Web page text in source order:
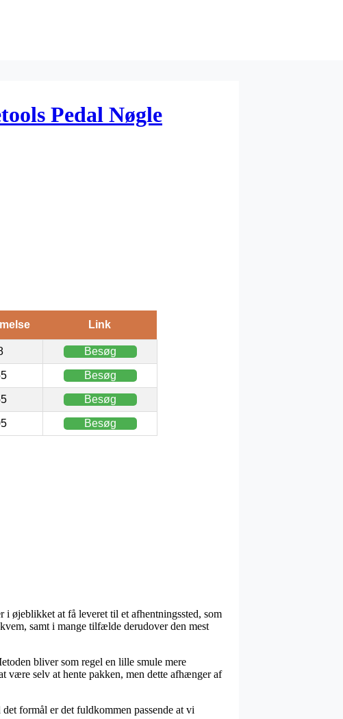
Pedal Nøgle
Link
Besøg
Besøg
Besøg
Besøg
i øjeblikket at få leveret til et afhentningssted, som
samt i mange tilfælde derudover den mest
bliver som regel en lille smule mere
være selv at hente pakken, men dette afhænger af
formål er det fuldkommen passende at vi